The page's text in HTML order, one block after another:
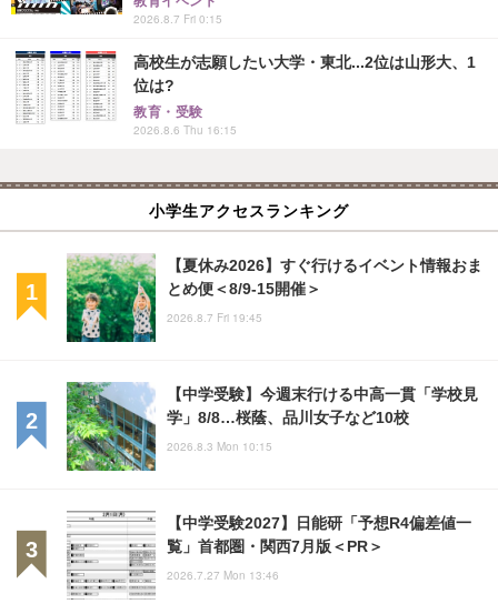
2026.8.7 Fri 0:15
高校生が志願したい大学・東北...2位は山形大、1
位は?
教育・受験
2026.8.6 Thu 16:15
小学生アクセスランキング
【夏休み2026】すぐ行けるイベント情報おま
とめ便＜8/9-15開催＞
2026.8.7 Fri 19:45
【中学受験】今週末行ける中高一貫「学校見
学」8/8…桜蔭、品川女子など10校
2026.8.3 Mon 10:15
【中学受験2027】日能研「予想R4偏差値一
覧」首都圏・関西7月版＜PR＞
2026.7.27 Mon 13:46